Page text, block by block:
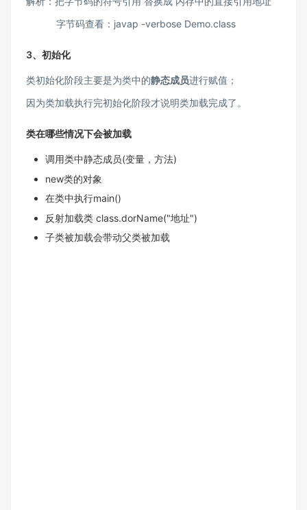
字节码查看：javap -verbose Demo.class
3、初始化
类初始化阶段主要是为类中的静态成员进行赋值；
因为类加载执行完初始化阶段才说明类加载完成了。
类在哪些情况下会被加载
调用类中静态成员(变量，方法)
new类的对象
在类中执行main()
反射加载类 class.dorName("地址")
子类被加载会带动父类被加载